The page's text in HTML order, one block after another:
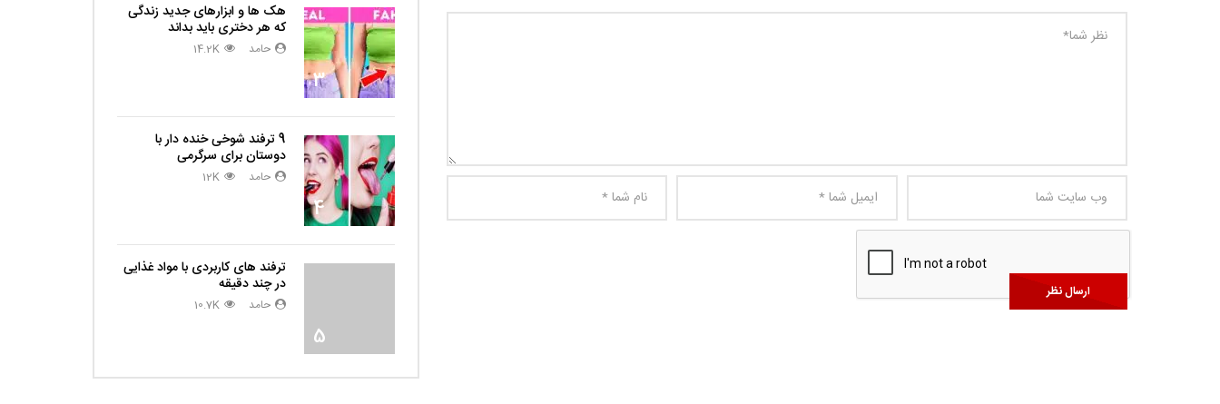
3
هک ها و ابزارهای جدید زندگی
که هر دختری باید بداند
حامد 14.2K
4
9 ترفند شوخی خنده دار با
دوستان برای سرگرمی
حامد 12K
5
ترفند های کاربردی با مواد غذایی
در چند دقیقه
حامد 10.7K